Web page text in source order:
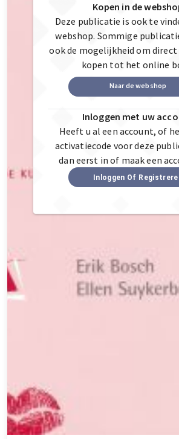
Kopen in de
Deze publicatie is ook te
webshop. Sommige
ook de mogelijkheid om
kopen tot het online
Naar de webshop
Inloggen met uw
Heeft u al een account, of
activatiecode voor deze
dan eerst in of maak een
Inloggen Of